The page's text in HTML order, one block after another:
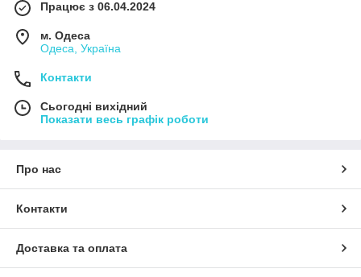
Працює з 06.04.2024
м. Одеса
Одеса, Україна
Контакти
Сьогодні вихідний
Показати весь графік роботи
Про нас
Контакти
Доставка та оплата